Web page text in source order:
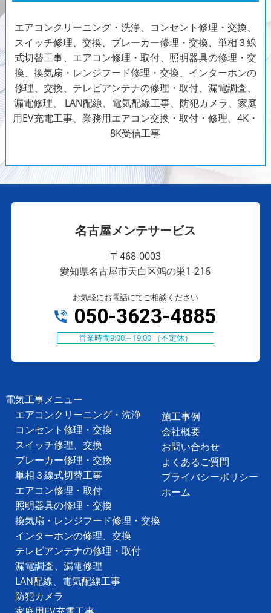
エアコンクリーニング・洗浄、コンセント修理・交換、
スイッチ修理、交換、ブレーカー修理・交換、単相３線
式切替工事、エアコン修理・取付、照明器具の修理・交
換、換気扇・レンジフード修理・交換、インターホンの
修理、交換、テレビアンテナの修理・取付、漏電調査、
漏電修理、 LAN配線、電気配線工事、防犯カメラ、家庭
用EV充電工事、業務用エアコン交換・取付・修理、4K・
8K受信工事
名古屋メンテサービス
〒468-0003
愛知県名古屋市天白区鴻の巣1-216
お気軽にお電話にてご相談ください
050-3623-4885
営業時間9:00～19:00 （不定休）
電気工事メニュー
エアコンクリーニング・洗浄
コンセント修理・交換
スイッチ修理、交換
ブレーカー修理・交換
単相３線式切替工事
エアコン修理・取付
照明器具の修理・交換
換気扇・レンジフード修理・交換
インターホンの修理、交換
テレビアンテナの修理・取付
漏電調査、漏電修理
LAN配線、電気配線工事
防犯カメラ
施工事例
会社概要
お問い合わせ
よくあるご質問
プライバシーポリシー
ホーム